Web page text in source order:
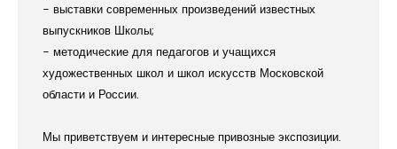
- выставки современных произведений известных
выпускников Школы;
- методические для педагогов и учащихся
художественных школ и школ искусств Московской
области и России.
Мы приветствуем и интересные привозные экспозиции.